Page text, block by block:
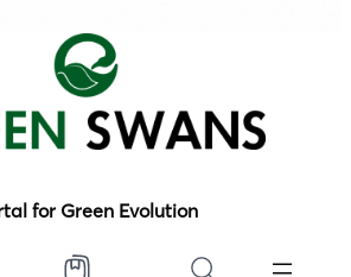
for Green Evolution